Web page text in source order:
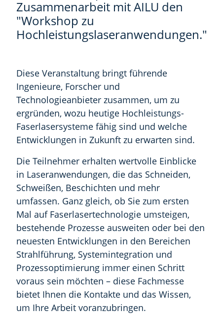
Zusammenarbeit mit AILU den
"Workshop zu
Hochleistungslaseranwendungen."
Diese Veranstaltung bringt führende
Ingenieure, Forscher und
Technologieanbieter zusammen, um zu
ergründen, wozu heutige Hochleistungs-
Faserlasersysteme fähig sind und welche
Entwicklungen in Zukunft zu erwarten sind.
Die Teilnehmer erhalten wertvolle Einblicke
in Laseranwendungen, die das Schneiden,
Schweißen, Beschichten und mehr
umfassen. Ganz gleich, ob Sie zum ersten
Mal auf Faserlasertechnologie umsteigen,
bestehende Prozesse ausweiten oder bei den
neuesten Entwicklungen in den Bereichen
Strahlführung, Systemintegration und
Prozessoptimierung immer einen Schritt
voraus sein möchten – diese Fachmesse
bietet Ihnen die Kontakte und das Wissen,
um Ihre Arbeit voranzubringen.